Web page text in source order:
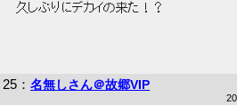
久しぶりにデカイの来た！？
25 ： 名無しさん＠故郷VIP